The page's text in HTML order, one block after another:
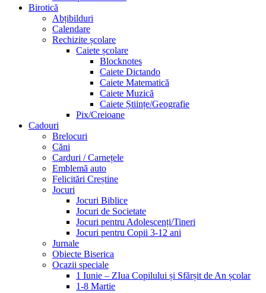
Birotică
Abțibilduri
Calendare
Rechizite școlare
Caiete școlare
Blocknotes
Caiete Dictando
Caiete Matematică
Caiete Muzică
Caiete Științe/Geografie
Pix/Creioane
Cadouri
Brelocuri
Căni
Carduri / Carnețele
Emblemă auto
Felicitări Creștine
Jocuri
Jocuri Biblice
Jocuri de Societate
Jocuri pentru Adolescenți/Tineri
Jocuri pentru Copii 3-12 ani
Jurnale
Obiecte Biserica
Ocazii speciale
1 Iunie – ZIua Copilului și Sfărșit de An școlar
1-8 Martie